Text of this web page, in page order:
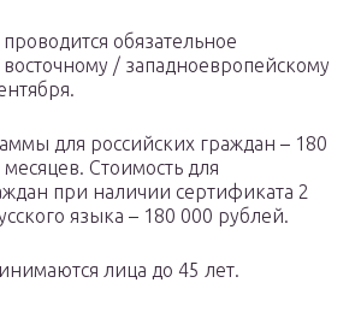
обязательное
/ западноевропейскому
для российских граждан – 180
Стоимость для
при наличии сертификата 2
языка – 180 000 рублей.
лица до 45 лет.